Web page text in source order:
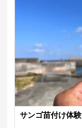
サンゴ苗付け体験